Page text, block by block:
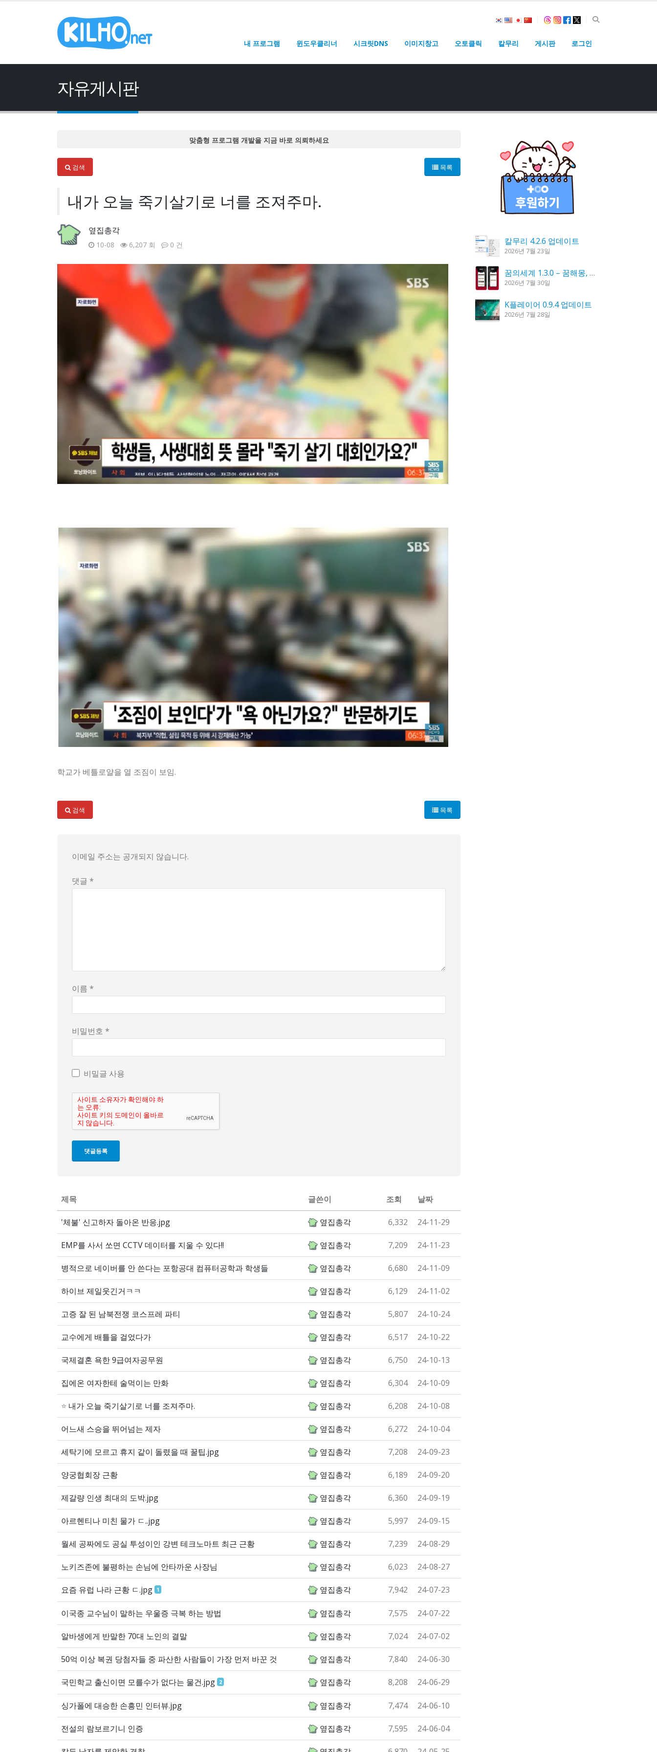
내 프로그램 윈도우클리너 시크릿DNS 이미지창고 오토클릭 칼무리 게시판 로그인
자유게시판
맞춤형 프로그램 개발을 지금 바로 의뢰하세요
맞춤형 프로그램 개발을 지금 바로 의뢰하세요
검색 목록
내가 오늘 죽기살기로 너를 조져주마.
옆집총각
10-08 6,207 회 0 건
학교가 베틀로얄을 열 조짐이 보임.
더욱이, 이번 보도에서는 SBS가 "조짐이 보인다"며 대회의 의미를 반문하는 장면까지 포착되었습니다. 이에 따라, 사회 복지부는 "의협이 설립 목적 등을 위배할 경우 강제 해
검색 목록
이메일 주소는 공개되지 않습니다.
댓글 *
이름 *
비밀번호 *
비밀글 사용
제목 글쓴이 조회 날짜
'체불' 신고하자 돌아온 반응.jpg 옆집총각 6,332 24-11-29
EMP를 사서 쏘면 CCTV 데이터를 지울 수 있다!! 옆집총각 7,209 24-11-23
병적으로 네이버를 안 쓴다는 포항공대 컴퓨터공학과 학생들 옆집총각 6,680 24-11-09
하이브 제일웃긴거ㅋㅋ 옆집총각 6,129 24-11-02
고증 잘 된 남북전쟁 코스프레 파티 옆집총각 5,807 24-10-24
교수에게 배틀을 걸었다가 옆집총각 6,517 24-10-22
국제결혼 욕한 9급여자공무원 옆집총각 6,750 24-10-13
집에온 여자한테 술먹이는 만화 옆집총각 6,304 24-10-09
⭐ 내가 오늘 죽기살기로 너를 조져주마. 옆집총각 6,208 24-10-08
어느새 스승을 뛰어넘는 제자 옆집총각 6,272 24-10-04
세탁기에 모르고 휴지 같이 돌렸을 때 꿀팁.jpg 옆집총각 7,208 24-09-23
양궁협회장 근황 옆집총각 6,189 24-09-20
제갈량 인생 최대의 도박.jpg 옆집총각 6,360 24-09-19
아르헨티나 미친 물가 ㄷ..jpg 옆집총각 5,997 24-09-15
월세 공짜에도 공실 투성이인 강변 테크노마트 최근 근황 옆집총각 7,239 24-08-29
노키즈존에 불평하는 손님에 안타까운 사장님 옆집총각 6,023 24-08-27
요즘 유럽 나라 근황 ㄷ.jpg 1 옆집총각 7,942 24-07-23
이국종 교수님이 말하는 우울증 극복 하는 방법 옆집총각 7,575 24-07-22
알바생에게 반말한 70대 노인의 결말 옆집총각 7,024 24-07-02
50억 이상 복권 당첨자들 중 파산한 사람들이 가장 먼저 바꾼 것 옆집총각 7,840 24-06-30
국민학교 출신이면 모를수가 없다는 물건.jpg 2 옆집총각 8,208 24-06-29
싱가폴에 대승한 손흥민 인터뷰.jpg 옆집총각 7,474 24-06-10
전설의 람보르기니 인증 옆집총각 7,595 24-06-04
칼무리 4.2.6 업데이트
2026년 7월 23일
꿈의세계 1.3.0 – 꿈해몽, 꿈풀이
2026년 7월 30일
K플레이어 0.9.4 업데이트
2026년 7월 28일